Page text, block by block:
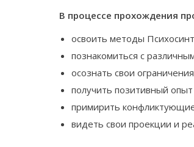
В процессе прохождения
освоить методы
познакомиться с
осознать свои
получить позитивный
примирить
видеть свои проекции и